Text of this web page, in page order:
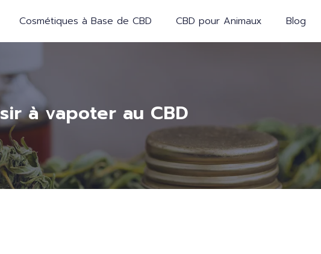
Cosmétiques à Base de CBD CBD pour Animaux Blog
à vapoter au CBD